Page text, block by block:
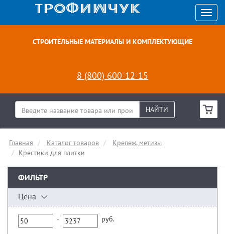
СТРОИТЕЛЬНЫЕ МАТЕРИАЛЫ И КОМПЛЕКТУЮЩИЕ
8 (800) 600-12-15
НАЙТИ
Главная Каталог товаров
Крепеж, метизы
Крестики для плитки
ФИЛЬТР
Цена
- руб.